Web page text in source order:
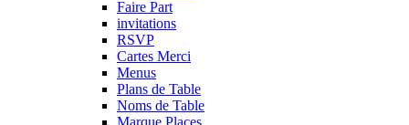
Faire Part
invitations
RSVP
Cartes Merci
Menus
Plans de Table
Noms de Table